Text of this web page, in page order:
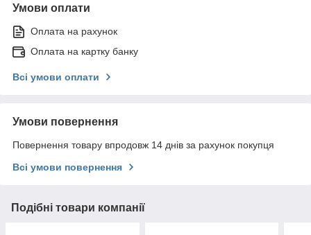
Умови оплати
Оплата на рахунок
Оплата на картку банку
Всі умови оплати
Умови повернення
Повернення товару впродовж 14 днів за рахунок покупця
Всі умови повернення
Подібні товари компанії